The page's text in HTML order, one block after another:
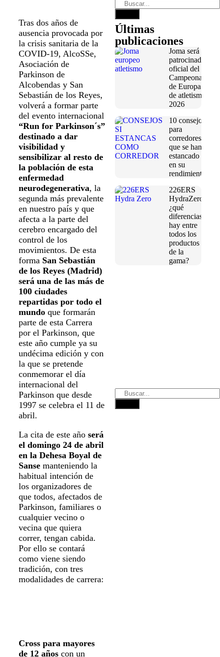
Tras dos años de
ausencia provocada por
la crisis sanitaria de la
COVID-19, AlcoSSe,
Asociación de
Parkinson de
Alcobendas y San
Sebastián de los Reyes,
volverá a formar parte
del evento internacional
“Run for Parkinson´s”
destinado a dar
visibilidad y
sensibilizar al resto de
la población de esta
enfermedad
neurodegenerativa, la
segunda más prevalente
en nuestro país y que
afecta a la parte del
cerebro encargado del
control de los
movimientos. De esta
forma San Sebastián
de los Reyes (Madrid)
será una de las más de
100 ciudades
repartidas por todo el
mundo que formarán
parte de esta Carrera
por el Parkinson, que
este año cumple ya su
undécima edición y con
la que se pretende
conmemorar el día
internacional del
Parkinson que desde
1997 se celebra el 11 de
abril.
La cita de este año será
el domingo 24 de abril
en la Dehesa Boyal de
Sanse manteniendo la
habitual intención de
los organizadores de
que todos, afectados de
Parkinson, familiares o
cualquier vecino o
vecina que quiera
correr, tengan cabida.
Por ello se contará
como viene siendo
tradición, con tres
modalidades de carrera:
Cross para mayores
de 12 años con un
Últimas
publicaciones
Joma será
patrocinador
oficial del
Campeonato
de Europa
de atletismo
2026
10 consejos
para
corredores
que se han
estancado
en su
rendimiento
226ERS
HydraZero:
¿qué
diferencias
hay entre
todos los
productos
de la
gama?